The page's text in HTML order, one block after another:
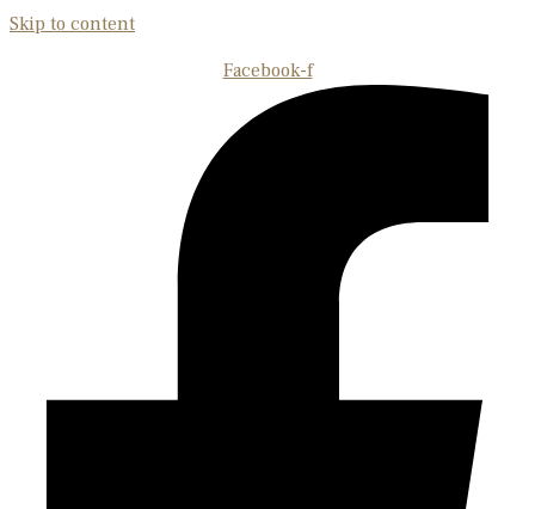
Skip to content
Facebook-f